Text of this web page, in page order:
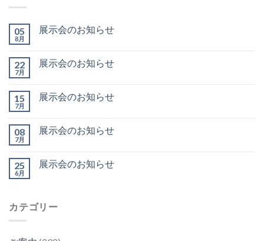
05
8月
展示会のお知らせ
22
7月
展示会のお知らせ
15
7月
展示会のお知らせ
08
7月
展示会のお知らせ
25
6月
展示会のお知らせ
カテゴリー